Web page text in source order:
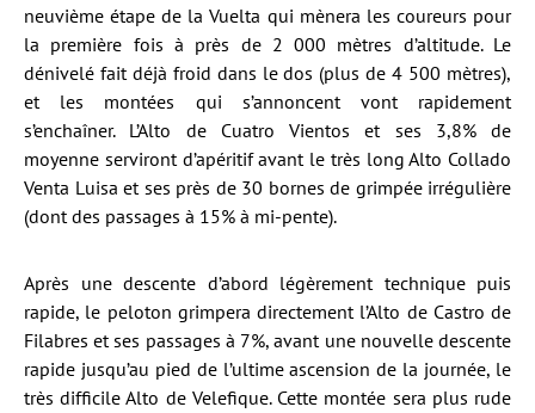
neuvième étape de la Vuelta qui mènera les coureurs pour
la première fois à près de 2 000 mètres d’altitude. Le
dénivelé fait déjà froid dans le dos (plus de 4 500 mètres),
et les montées qui s’annoncent vont rapidement
s’enchaîner. L’Alto de Cuatro Vientos et ses 3,8% de
moyenne serviront d’apéritif avant le très long Alto Collado
Venta Luisa et ses près de 30 bornes de grimpée irrégulière
(dont des passages à 15% à mi-pente).
Après une descente d’abord légèrement technique puis
rapide, le peloton grimpera directement l’Alto de Castro de
Filabres et ses passages à 7%, avant une nouvelle descente
rapide jusqu’au pied de l’ultime ascension de la journée, le
très difficile Alto de Velefique. Cette montée sera plus rude